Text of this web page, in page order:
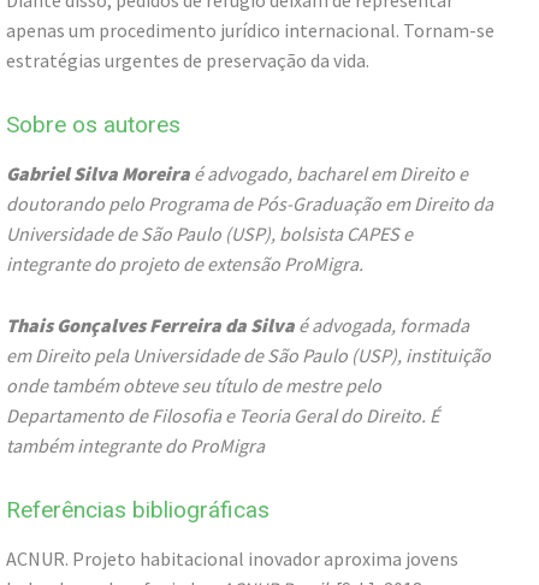
apenas um procedimento jurídico internacional. Tornam-se
estratégias urgentes de preservação da vida.
Sobre os autores
Gabriel Silva Moreira é advogado, bacharel em Direito e
doutorando pelo Programa de Pós-Graduação em Direito da
Universidade de São Paulo (USP), bolsista CAPES e
integrante do projeto de extensão ProMigra.
Thais Gonçalves Ferreira da Silva é advogada, formada
em Direito pela Universidade de São Paulo (USP), instituição
onde também obteve seu título de mestre pelo
Departamento de Filosofia e Teoria Geral do Direito. É
também integrante do ProMigra
Referências bibliográficas
ACNUR. Projeto habitacional inovador aproxima jovens